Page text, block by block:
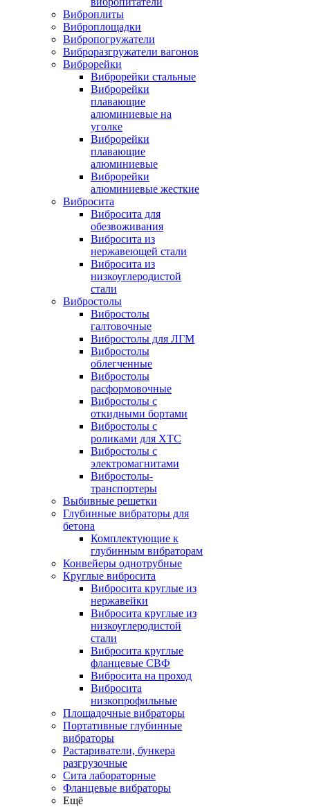
Виброплиты
Виброплощадки
Вибропогружатели
Виброразгружатели вагонов
Виброрейки
Виброрейки стальные
Виброрейки
плавающие
алюминиевые на
уголке
Виброрейки
плавающие
алюминиевые
Виброрейки
алюминиевые жесткие
Вибросита
Вибросита для
обезвоживания
Вибросита из
нержавеющей стали
Вибросита из
низкоуглеродистой
стали
Вибростолы
Вибростолы
галтовочные
Вибростолы для ЛГМ
Вибростолы
облегченные
Вибростолы
расформовочные
Вибростолы с
откидными бортами
Вибростолы с
роликами для ХТС
Вибростолы с
электромагнитами
Вибростолы-
транспортеры
Выбивные решетки
Глубинные вибраторы для
бетона
Комплектующие к
глубинным вибраторам
Конвейеры однотрубные
Круглые вибросита
Вибросита круглые из
нержавейки
Вибросита круглые из
низкоуглеродистой
стали
Вибросита круглые
фланцевые СВФ
Вибросита на проход
Вибросита
низкопрофильные
Площадочные вибраторы
Портативные глубинные
вибраторы
Растариватели, бункера
разгрузочные
Сита лабораторные
Фланцевые вибраторы
Ещё